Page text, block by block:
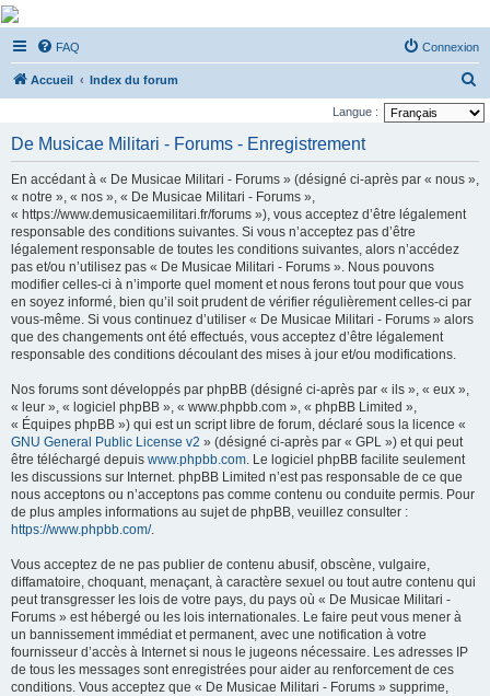
De Musicae Militari -
Forums
Forums de discussions
FAQ Connexion
Accueil Index du forum
e
e
Langue :
De Musicae Militari - Forums - Enregistrement
En accédant à « De Musicae Militari - Forums » (désigné ci-après par « nous »,
« notre », « nos », « De Musicae Militari - Forums »,
« https://www.demusicaemilitari.fr/forums »), vous acceptez d’être légalement
responsable des conditions suivantes. Si vous n’acceptez pas d’être
légalement responsable de toutes les conditions suivantes, alors n’accédez
pas et/ou n’utilisez pas « De Musicae Militari - Forums ». Nous pouvons
modifier celles-ci à n’importe quel moment et nous ferons tout pour que vous
en soyez informé, bien qu’il soit prudent de vérifier régulièrement celles-ci par
vous-même. Si vous continuez d’utiliser « De Musicae Militari - Forums » alors
que des changements ont été effectués, vous acceptez d’être légalement
responsable des conditions découlant des mises à jour et/ou modifications.
Nos forums sont développés par phpBB (désigné ci-après par « ils », « eux »,
« leur », « logiciel phpBB », « www.phpbb.com », « phpBB Limited »,
« Équipes phpBB ») qui est un script libre de forum, déclaré sous la licence «
GNU General Public License v2 » (désigné ci-après par « GPL ») et qui peut
être téléchargé depuis www.phpbb.com. Le logiciel phpBB facilite seulement
les discussions sur Internet. phpBB Limited n’est pas responsable de ce que
nous acceptons ou n’acceptons pas comme contenu ou conduite permis. Pour
de plus amples informations au sujet de phpBB, veuillez consulter :
https://www.phpbb.com/.
Vous acceptez de ne pas publier de contenu abusif, obscène, vulgaire,
diffamatoire, choquant, menaçant, à caractère sexuel ou tout autre contenu qui
peut transgresser les lois de votre pays, du pays où « De Musicae Militari -
Forums » est hébergé ou les lois internationales. Le faire peut vous mener à
un bannissement immédiat et permanent, avec une notification à votre
fournisseur d’accès à Internet si nous le jugeons nécessaire. Les adresses IP
de tous les messages sont enregistrées pour aider au renforcement de ces
conditions. Vous acceptez que « De Musicae Militari - Forums » supprime,